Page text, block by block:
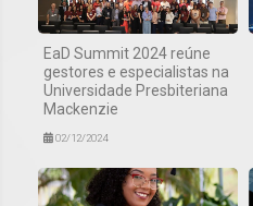
EaD Summit 2024 reúne
gestores e especialistas na
Universidade Presbiteriana
Mackenzie
02/12/2024